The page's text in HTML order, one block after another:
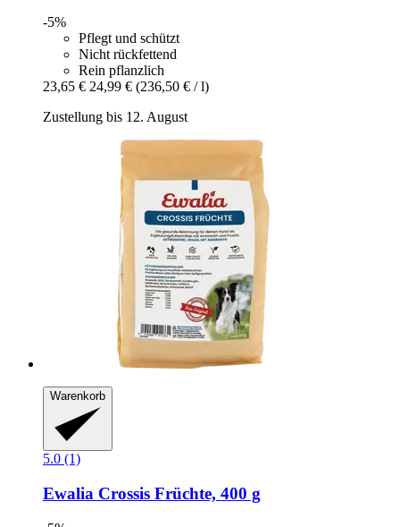
-5%
Pflegt und schützt
Nicht rückfettend
Rein pflanzlich
23,65 € 24,99 € (236,50 € / l)
Zustellung bis 12. August
Warenkorb
5.0 (1)
Ewalia Crossis Früchte, 400 g